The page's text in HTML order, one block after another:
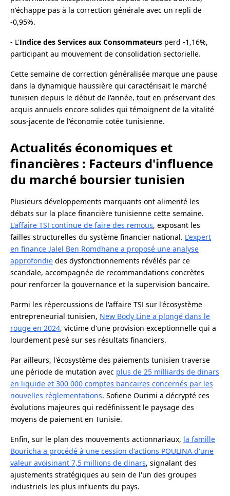
n'échappe pas à la correction générale avec un repli de
-0,95%.
- L'Indice des Services aux Consommateurs perd -1,16%,
participant au mouvement de consolidation sectorielle.
Cette semaine de correction généralisée marque une pause
dans la dynamique haussière qui caractérisait le marché
tunisien depuis le début de l'année, tout en préservant des
acquis annuels encore solides qui témoignent de la vitalité
sous-jacente de l'économie cotée tunisienne.
Actualités économiques et
financières : Facteurs d'influence
du marché boursier tunisien
Plusieurs développements marquants ont alimenté les
débats sur la place financière tunisienne cette semaine.
L'affaire TSI continue de faire des remous, exposant les
failles structurelles du système financier national. L'expert
en finance Jalel Ben Romdhane a proposé une analyse
approfondie des dysfonctionnements révélés par ce
scandale, accompagnée de recommandations concrètes
pour renforcer la gouvernance et la supervision bancaire.
Parmi les répercussions de l'affaire TSI sur l'écosystème
entrepreneurial tunisien, New Body Line a plongé dans le
rouge en 2024, victime d'une provision exceptionnelle qui a
lourdement pesé sur ses résultats financiers.
Par ailleurs, l'écosystème des paiements tunisien traverse
une période de mutation avec plus de 25 milliards de dinars
en liquide et 300 000 comptes bancaires concernés par les
nouvelles réglementations. Sofiene Ourimi a décrypté ces
évolutions majeures qui redéfinissent le paysage des
moyens de paiement en Tunisie.
Enfin, sur le plan des mouvements actionnariaux, la famille
Bouricha a procédé à une cession d'actions POULINA d'une
valeur avoisinant 7,5 millions de dinars, signalant des
ajustements stratégiques au sein de l'un des groupes
industriels les plus influents du pays.